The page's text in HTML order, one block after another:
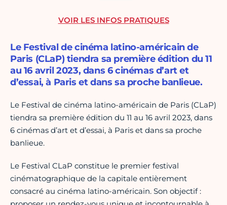
Le Festival de cinéma latino-américain de
Paris (CLaP) tiendra sa première édition du 11
au 16 avril 2023, dans 6 cinémas d’art et
d’essai, à Paris et dans sa proche banlieue.
Le Festival de cinéma latino-américain de Paris (CLaP)
tiendra sa première édition du 11 au 16 avril 2023, dans
6 cinémas d’art et d’essai, à Paris et dans sa proche
banlieue.
Le Festival CLaP constitue le premier festival
cinématographique de la capitale entièrement
consacré au cinéma latino-américain. Son objectif :
VOIR LES INFOS PRATIQUES